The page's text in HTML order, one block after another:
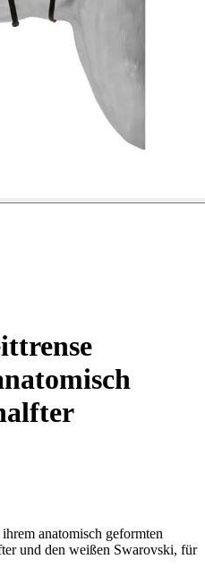
anatomisch geformten
und den weißen Swarovski, für